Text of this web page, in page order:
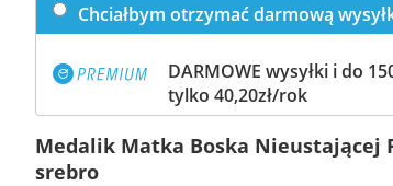
Chciałbym otrzymać darmową
DARMOWE wysyłki i do
tylko 40,20zł/rok
Medalik Matka Boska Nieustającej
srebro